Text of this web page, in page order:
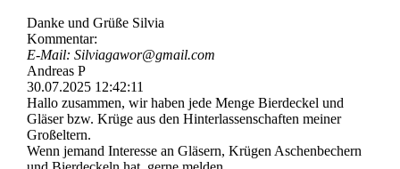
Danke und Grüße Silvia
Kommentar:
E-Mail: Silviagawor@gmail.com
Andreas P
30.07.2025 12:42:11
Hallo zusammen, wir haben jede Menge Bierdeckel und
Gläser bzw. Krüge aus den Hinterlassenschaften meiner
Großeltern.
Wenn jemand Interesse an Gläsern, Krügen Aschenbechern